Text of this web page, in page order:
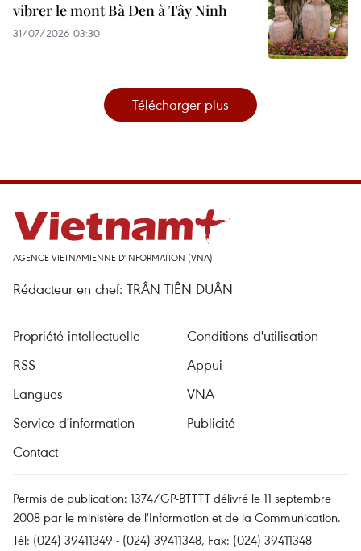
vibrer le mont Bà Den à Tây Ninh
31/07/2026 03:30
Télécharger plus
AGENCE VIETNAMIENNE D'INFORMATION (VNA)
Rédacteur en chef: TRÂN TIÊN DUÂN
Propriété intellectuelle
Conditions d'utilisation
RSS
Appui
Langues
VNA
Service d'information
Publicité
Contact
Permis de publication: 1374/GP-BTTTT délivré le 11 septembre
2008 par le ministère de l'Information et de la Communication.
Tél: (024) 39411349 - (024) 39411348, Fax: (024) 39411348